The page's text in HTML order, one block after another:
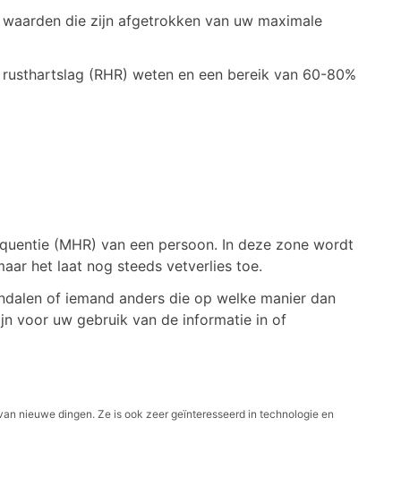
die zijn afgetrokken van uw maximale
(RHR) weten en een bereik van 60-80%
(MHR) van een persoon. In deze zone wordt
het laat nog steeds vetverlies toe.
of iemand anders die op welke manier dan
voor uw gebruik van de informatie in of
nieuwe dingen. Ze is ook zeer geïnteresseerd in technologie en